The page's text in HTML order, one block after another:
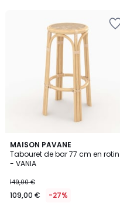
MAISON PAVANE
Tabouret de bar 77 cm en rotin
- VANIA
149,00 €
109,00 € -27%
1
/
5